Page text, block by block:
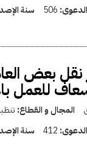
506 سنة
بعض
للعمل
المجال و القطاع:
412 سنة